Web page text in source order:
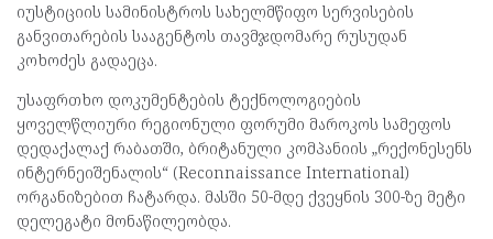
იუსტიციის სამინისტროს სახელმწიფო სერვისების
განვითარების სააგენტოს თავმჯდომარე რუსუდან
კოხოძეს გადაეცა.
უსაფრთხო დოკუმენტების ტექნოლოგიების
ყოველწლიური რეგიონული ფორუმი მაროკოს სამეფოს
დედაქალაქ რაბათში, ბრიტანული კომპანიის „რექონესენს
ინტერნეიშენალის“ (Reconnaissance International)
ორგანიზებით ჩატარდა. მასში 50-მდე ქვეყნის 300-ზე მეტი
დელეგატი მონაწილეობდა.